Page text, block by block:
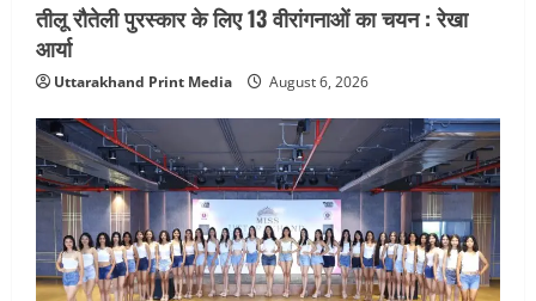
तीलू रौतेली पुरस्कार के लिए 13 वीरांगनाओं का चयन : रेखा
आर्या
Uttarakhand Print Media August 6, 2026